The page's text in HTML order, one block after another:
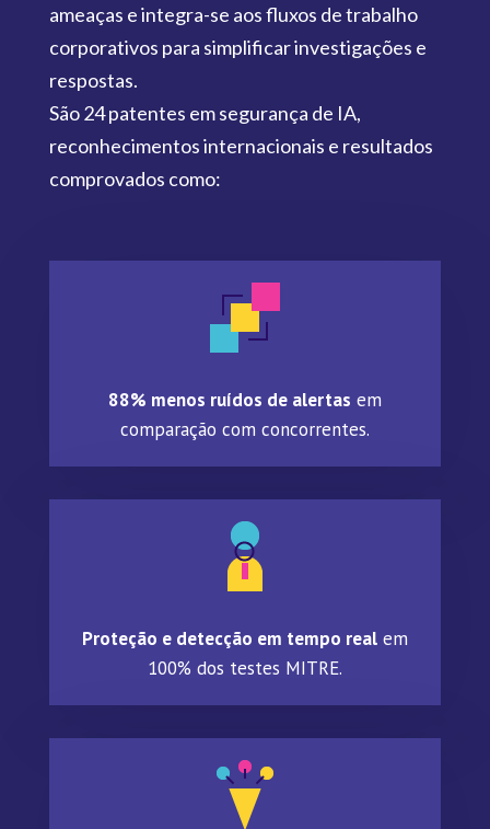
ameaças e integra-se aos fluxos de trabalho
corporativos para simplificar investigações e
respostas.
São 24 patentes em segurança de IA,
reconhecimentos internacionais e resultados
comprovados como:
88% menos ruídos de alertas em
comparação com concorrentes.
Proteção e detecção em tempo realem
100% dos testes MITRE.